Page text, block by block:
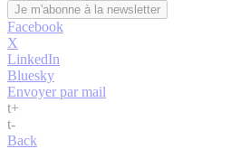
Facebook
X
LinkedIn
Bluesky
Envoyer par mail
t+
t-
Back